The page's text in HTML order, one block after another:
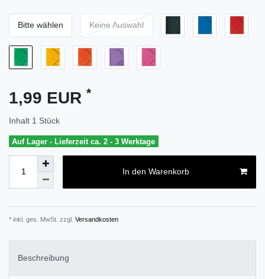
Bitte wählen Keine Auswahl
1,99 EUR *
Inhalt 1 Stück
Auf Lager - Lieferzeit ca. 2 - 3 Werktage
In den Warenkorb
* inkl. ges. MwSt. zzgl. Versandkosten
Beschreibung